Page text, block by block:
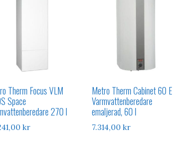
Therm Focus VLM
Space
270 l
kr
Metro Therm Cabinet 60 E
Varmvattenberedare
emaljerad, 60 l
7.314,00 kr